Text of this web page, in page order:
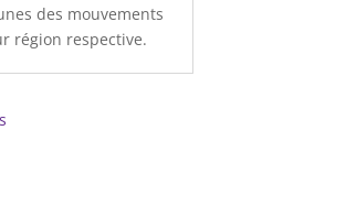
des mouvements
région respective.